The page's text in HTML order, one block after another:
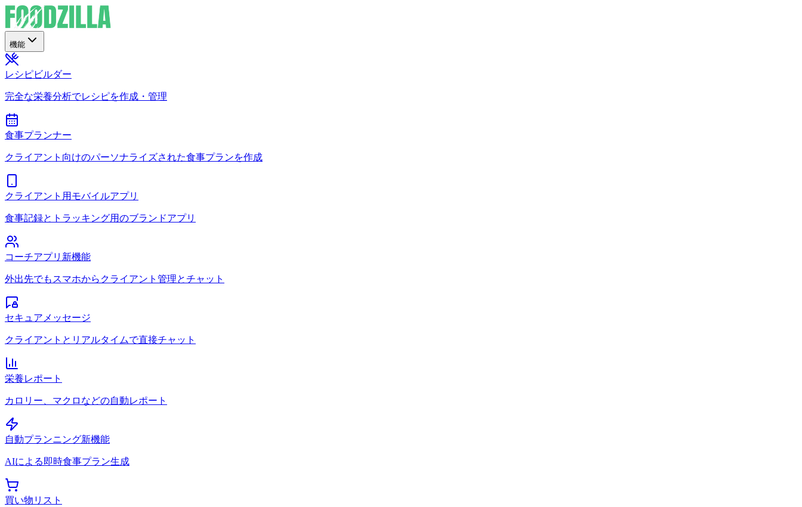
機能
レシピビルダー
完全な栄養分析でレシピを作成・管理
食事プランナー
クライアント向けのパーソナライズされた食事プランを作成
クライアント用モバイルアプリ
食事記録とトラッキング用のブランドアプリ
コーチアプリ 新機能
外出先でもスマホからクライアント管理とチャット
セキュアメッセージ
クライアントとリアルタイムで直接チャット
栄養レポート
カロリー、マクロなどの自動レポート
自動プランニング新機能
AIによる即時食事プラン生成
買い物リスト